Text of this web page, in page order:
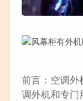
前言：空调外
调外机和专门